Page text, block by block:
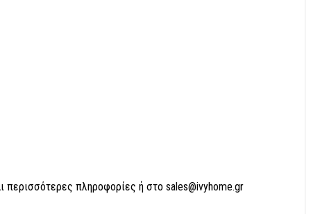
περισσότερες πληροφορίες ή στο sales@ivyhome.gr